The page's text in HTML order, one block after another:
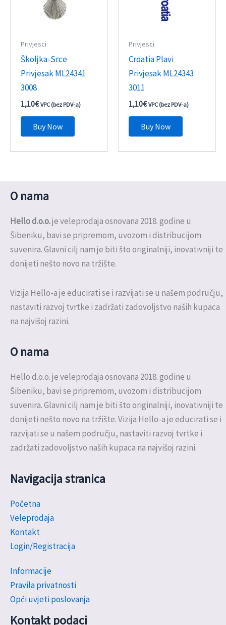
Privjesci
Školjka-Srce
Privjesak ML24341
3008
1,10€ VPC (bez PDV-a)
Buy Now
Privjesci
Croatia Plavi
Privjesak ML24343
3011
1,10€ VPC (bez PDV-a)
Buy Now
O nama
Hello d.o.o.je veleprodaja osnovana 2018. godine u
Šibeniku, bavi se pripremom, uvozom i distribucijom
suvenira. Glavni cilj nam je biti što originalniji, inovativniji te
donijeti nešto novo na tržište.
Vizija Hello-a je educirati se i razvijati se u našem području,
nastaviti razvoj tvrtke i zadržati zadovoljstvo naših kupaca
na najvišoj razini.
O nama
Hello d.o.o. je veleprodaja osnovana 2018. godine u
Šibeniku, bavi se pripremom, uvozom i distribucijom
suvenira. Glavni cilj nam je biti što originalniji, inovativniji te
donijeti nešto novo na tržište. Vizija Hello-a je educirati se i
razvijati se u našem području, nastaviti razvoj tvrtke i
zadržati zadovoljstvo naših kupaca na najvišoj razini.
Navigacija stranica
Početna
Veleprodaja
Kontakt
Login/Registracija
Informacije
Pravila privatnosti
Opći uvjeti poslovanja
Kontakt podaci